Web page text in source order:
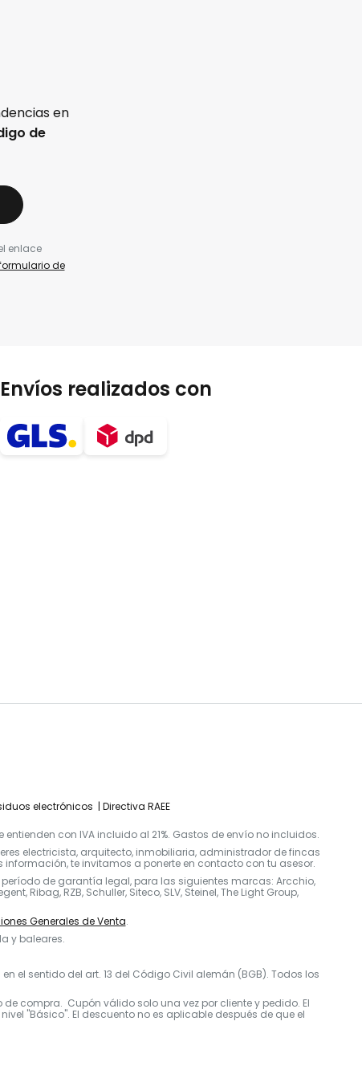
en
de
enlace
de
Envíos realizados con
electrónicos Directiva RAEE
con IVA incluido al 21%. Gastos de envío no incluidos.
electricista, arquitecto, inmobiliaria, administrador de fincas
te invitamos a ponerte en contacto con tu asesor.
de garantía legal, para las siguientes marcas: Arcchio,
Ribag, RZB, Schuller, Siteco, SLV, Steinel, The Light Group,
Generales de Venta.
y baleares.
el sentido del art. 13 del Código Civil alemán (BGB). Todos los
compra. Cupón válido solo una vez por cliente y pedido. El
"Básico". El descuento no es aplicable después de que el